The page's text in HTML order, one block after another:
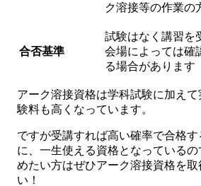
ク溶接等の作業の
合否基準
試験はなく講習を
会場によっては確
る場合があります
アーク溶接資格は学科試験に加え
験料も高くなっています。
ですが受講すれば高い確率で合格
に、一生使える資格となっている
めたい方はぜひアーク溶接資格を取
い！